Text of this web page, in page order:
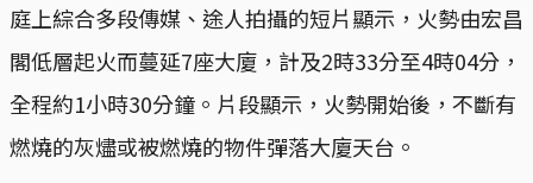
庭上綜合多段傳媒、途人拍攝的短片顯示，火勢由宏昌
閣低層起火而蔓延7座大廈，計及2時33分至4時04分，
全程約1小時30分鐘。片段顯示，火勢開始後，不斷有
燃燒的灰燼或被燃燒的物件彈落大廈天台。